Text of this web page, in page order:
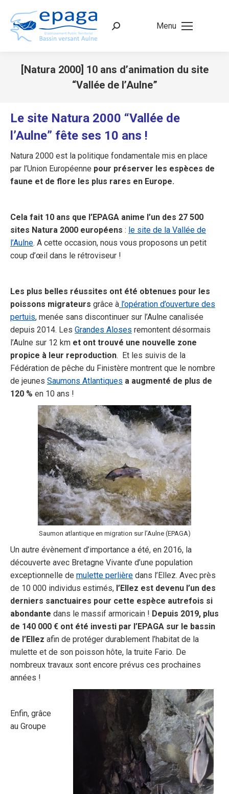
Menu
Recherche
[Natura 2000] 10 ans d’animation du site
“Vallée de l’Aulne”
Le site Natura 2000 “Vallée de
l’Aulne” fête ses 10 ans !
Natura 2000 est la politique fondamentale mis en place
par l’Union Européenne pour préserver les espèces de
faune et de flore les plus rares en Europe.
Cela fait 10 ans que l’EPAGA anime l’un des 27 500
sites Natura 2000 européens : le site de la Vallée de
l’Aulne. A cette occasion, nous vous proposons un petit
coup d’œil dans le rétroviseur !
Les plus belles réussites ont été obtenues pour les
poissons migrateurs grâce à l’opération d’ouverture des
pertuis, menée sans discontinuer sur l’Aulne canalisée
depuis 2014. Les Grandes Aloses remontent désormais
l’Aulne sur 12 km et ont trouvé une nouvelle zone
propice à leur reproduction. Et les suivis de la
Fédération de pêche du Finistère montrent que le nombre
de jeunes Saumons Atlantiques a augmenté de plus de
120 % en 10 ans !
Saumon atlantique en migration sur l’Aulne (EPAGA)
Un autre évènement d’importance a été, en 2016, la
découverte avec Bretagne Vivante d’une population
exceptionnelle de mulette perlière dans l’Ellez. Avec près
de 10 000 individus estimés, l’Ellez est devenu l’un des
derniers sanctuaires pour cette espèce autrefois si
abondante dans le massif armoricain ! Depuis 2019, plus
de 140 000 € ont été investi par l’EPAGA sur le bassin
de l’Ellez afin de protéger durablement l’habitat de la
mulette et de son poisson hôte, la truite Fario. De
nombreux travaux sont encore prévus ces prochaines
années !
Enfin, grâce
au Groupe